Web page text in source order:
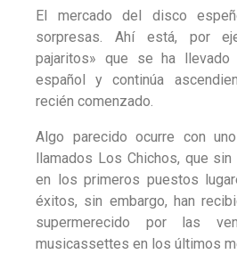
El mercado del disco
sorpresas. Ahí está, por
pajaritos» que se ha
español y continúa
recién comenzado.
Algo parecido ocurre con
llamados Los Chichos, que
en los primeros puestos
éxitos, sin embargo, han
supermerecido por las
musicassettes en los últimos